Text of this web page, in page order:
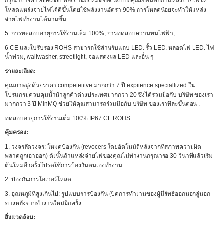
โหลดแหล่งจ่ายไฟได้ดีขึ้นโดยใช้พลังงานอัตรา 90% การโหลดน้อยจะทำให้แหล่ง
จ่ายไฟทำงานได้นานขึ้น
5. การทดสอบอายุการใช้งานเต็ม 100%, การทดสอบความทนไฟฟ้า,
6 CE และใบรับรอง ROHS สามารถใช้สำหรับแถบ LED, รั้ว LED, หลอดไฟ LED, ไฟ
น้ำท่วม, wallwasher, streetlight, จอแสดงผล LED และอื่น ๆ
รายละเอียด:
คุณภาพสูงด้วยราคา competentve มากกว่า 7 ปี exprience speciallized ใน
โปรแกรมควบคุมน้ำนำลูกค้าต่างประเทศมากกว่า 20 ซึ่งได้ร่วมมือกับ บริษัท ของเรา
มากกว่า 3 ปี MinMQ ช่วยให้คุณสามารถร่วมมือกับ บริษัท ของเราทีละขั้นตอน .
ทดสอบอายุการใช้งานเต็ม 100% IP67 CE ROHS
คุ้มครอง:
1. วงจรลัดวงจร: โหมดป้องกัน (revocers โดยอัตโนมัติหลังจากที่สภาพความผิด
พลาดถูกเอาออก) ดังนั้นถ้าแหล่งจ่ายไฟของคุณไม่ทำงานกรุณารอ 30 วินาทีแล้วเริ่ม
ต้นใหม่อีกครั้งโปรดใช้การป้องกันตนเองทำงาน
2. ป้องกันการโอเวอร์โหลด
3. อุณหภูมิที่สูงเกินไป: รูปแบบการป้องกัน (ปิดการทำงานของผู้มีสิทธิออกนอกลู่นอก
ทางหลังจากทำงานใหม่อีกครั้ง
สิ่งแวดล้อม: